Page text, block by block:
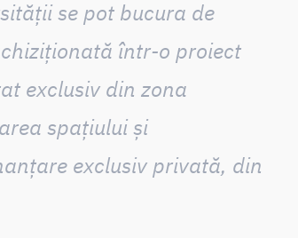
se pot bucura de
într-o proiect
exclusiv din zona
spațiului și
exclusiv privată, din